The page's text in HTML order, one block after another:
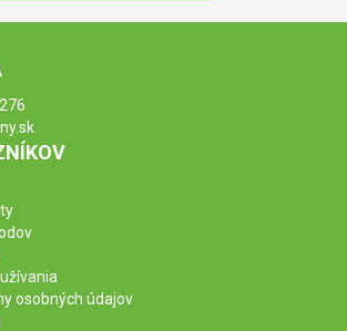
osobných údajov